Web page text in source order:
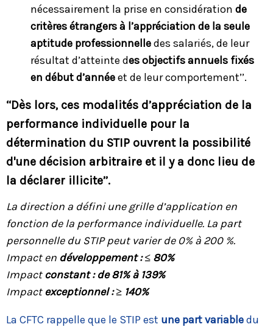
nécessairement la prise en considération de
critères étrangers à l’appréciation de la seule
aptitude professionnelledes salariés, de leur
résultat d’atteinte des objectifs annuels fixés
en début d’annéeet de leur comportement’’.
‘‘Dès lors, ces modalités d’appréciation de la
performance individuelle pour la
détermination du STIP ouvrent la possibilité
d'une décision arbitraire et il y a donc lieu de
la déclarer illicite’’.
La direction a défini une grille d’application en
fonction de la performance individuelle. La part
personnelle du STIP peut varier de 0% à 200 %.
Impact en développement : ≤ 80%
Impactconstant : de 81% à 139%
Impactexceptionnel : ≥ 140%
La CFTC rappelle que le STIP est une part variabledu